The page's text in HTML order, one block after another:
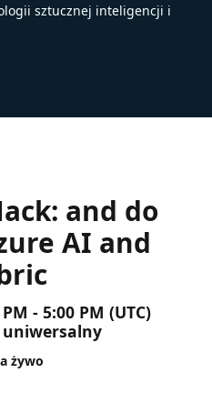
sztucznej inteligencji i
and do
AI and
- 5:00 PM (UTC)
żywo